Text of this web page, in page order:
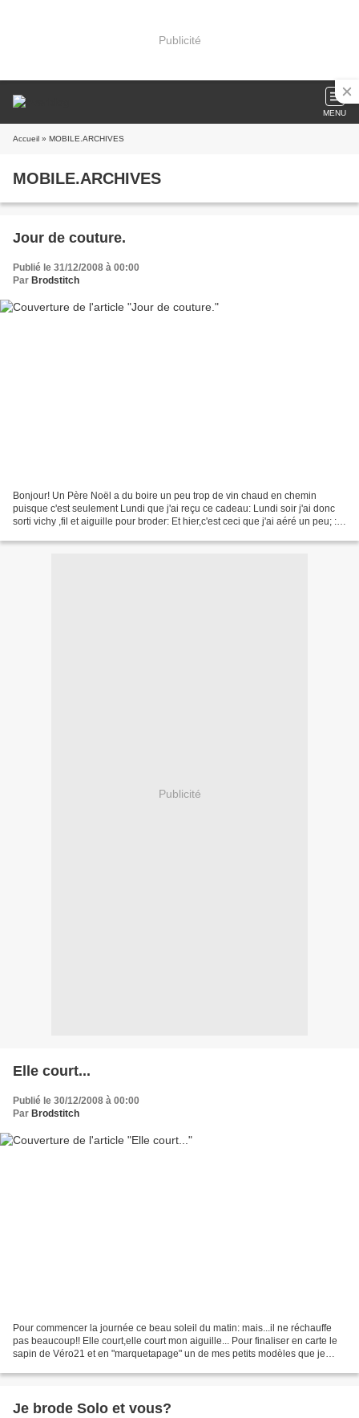
Publicité
MENU
Accueil » MOBILE.ARCHIVES
MOBILE.ARCHIVES
Jour de couture.
Publié le 31/12/2008 à 00:00
Par Brodstitch
Bonjour! Un Père Noël a du boire un peu trop de vin chaud en chemin
puisque c'est seulement Lundi que j'ai reçu ce cadeau: Lundi soir j'ai donc
sorti vichy ,fil et aiguille pour broder: Et hier,c'est ceci que j'ai aéré un peu; :o)
Publicité
Elle court...
Publié le 30/12/2008 à 00:00
Par Brodstitch
Pour commencer la journée ce beau soleil du matin: mais...il ne réchauffe
pas beaucoup!! Elle court,elle court mon aiguille... Pour finaliser en carte le
sapin de Véro21 et en "marquetapage" un de mes petits modèles que je
Je brode Solo et vous?